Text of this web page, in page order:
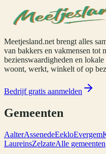
Meetjesland.net brengt alles
van bakkers en vakmensen tot
bezienswaardigheden en
woont, werkt, winkelt of op
Bedrijf gratis aanmelden
Gemeenten
AalterAssenedeEekloEvergem
LaureinsZelzateAlle gemeenten